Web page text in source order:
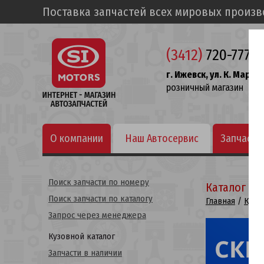
(3412) 720-777
г. Ижевск, ул. К. Маркса,
розничный магазин
Поставка запчастей всех мировых
О компании Наш Автосервис Запчасти
Каталог
Главная /
Поиск запчасти по номеру
Поиск запчасти по каталогу
Запрос через менеджера
Кузовной каталог
Запчасти в наличии